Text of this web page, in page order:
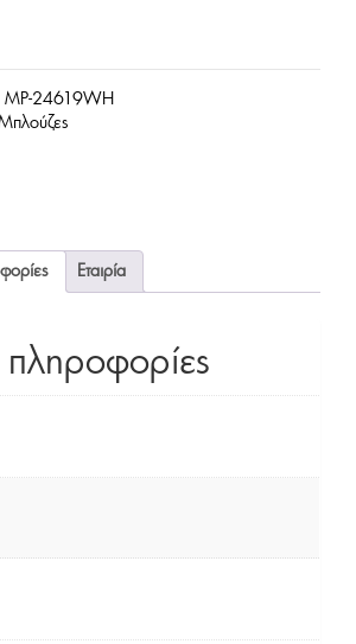
MP-24619WH
Εταιρία
πληροφορίες